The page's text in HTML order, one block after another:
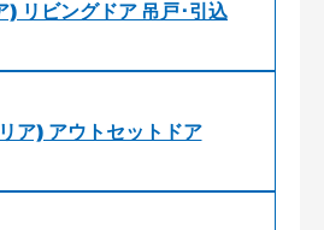
リビングドア 吊戸･引込
ア) アウトセットドア